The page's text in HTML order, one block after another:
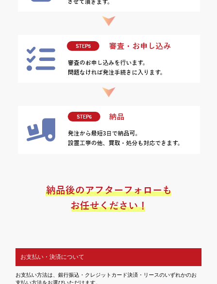
お支払い・決済について
お支払い方法は、銀行振込・クレジットカード決済・リースのいずれかのお
支払い方法をお選びいただけます。